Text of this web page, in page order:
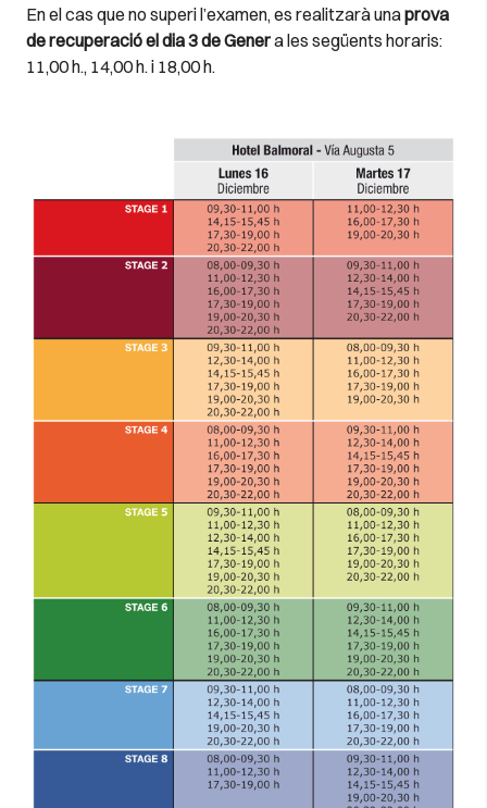
En el cas que no superi l’examen, es realitzarà unaprova
de recuperació el dia 3 de Genera les següents horaris:
11,00 h., 14,00 h. i 18,00 h.